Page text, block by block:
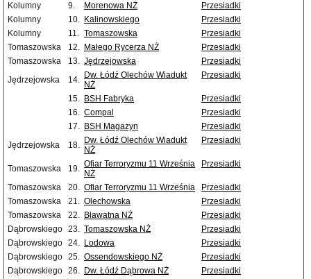
Kolumny
9. Morenowa NŻ
Przesiadki
Kolumny
10. Kalinowskiego
Przesiadki
Kolumny
11. Tomaszowska
Przesiadki
Tomaszowska
12. Małego Rycerza NŻ
Przesiadki
Tomaszowska
13. Jędrzejowska
Przesiadki
Jędrzejowska
14. Dw. Łódź Olechów Wiadukt
NŻ
Przesiadki
15. BSH Fabryka
Przesiadki
16. Compal
Przesiadki
17. BSH Magazyn
Przesiadki
Jędrzejowska
18. Dw. Łódź Olechów Wiadukt
NŻ
Przesiadki
Tomaszowska 19. Ofiar Terroryzmu 11 Września
NŻ
Przesiadki
Tomaszowska 20. Ofiar Terroryzmu 11 Września
Przesiadki
Tomaszowska
21. Olechowska
Przesiadki
Tomaszowska
22. Bławatna NŻ
Przesiadki
Dąbrowskiego 23. Tomaszowska NŻ
Przesiadki
Dąbrowskiego 24. Lodowa
Przesiadki
Dąbrowskiego 25. Ossendowskiego NŻ
Przesiadki
Dąbrowskiego 26. Dw. Łódź Dąbrowa NŻ
Przesiadki